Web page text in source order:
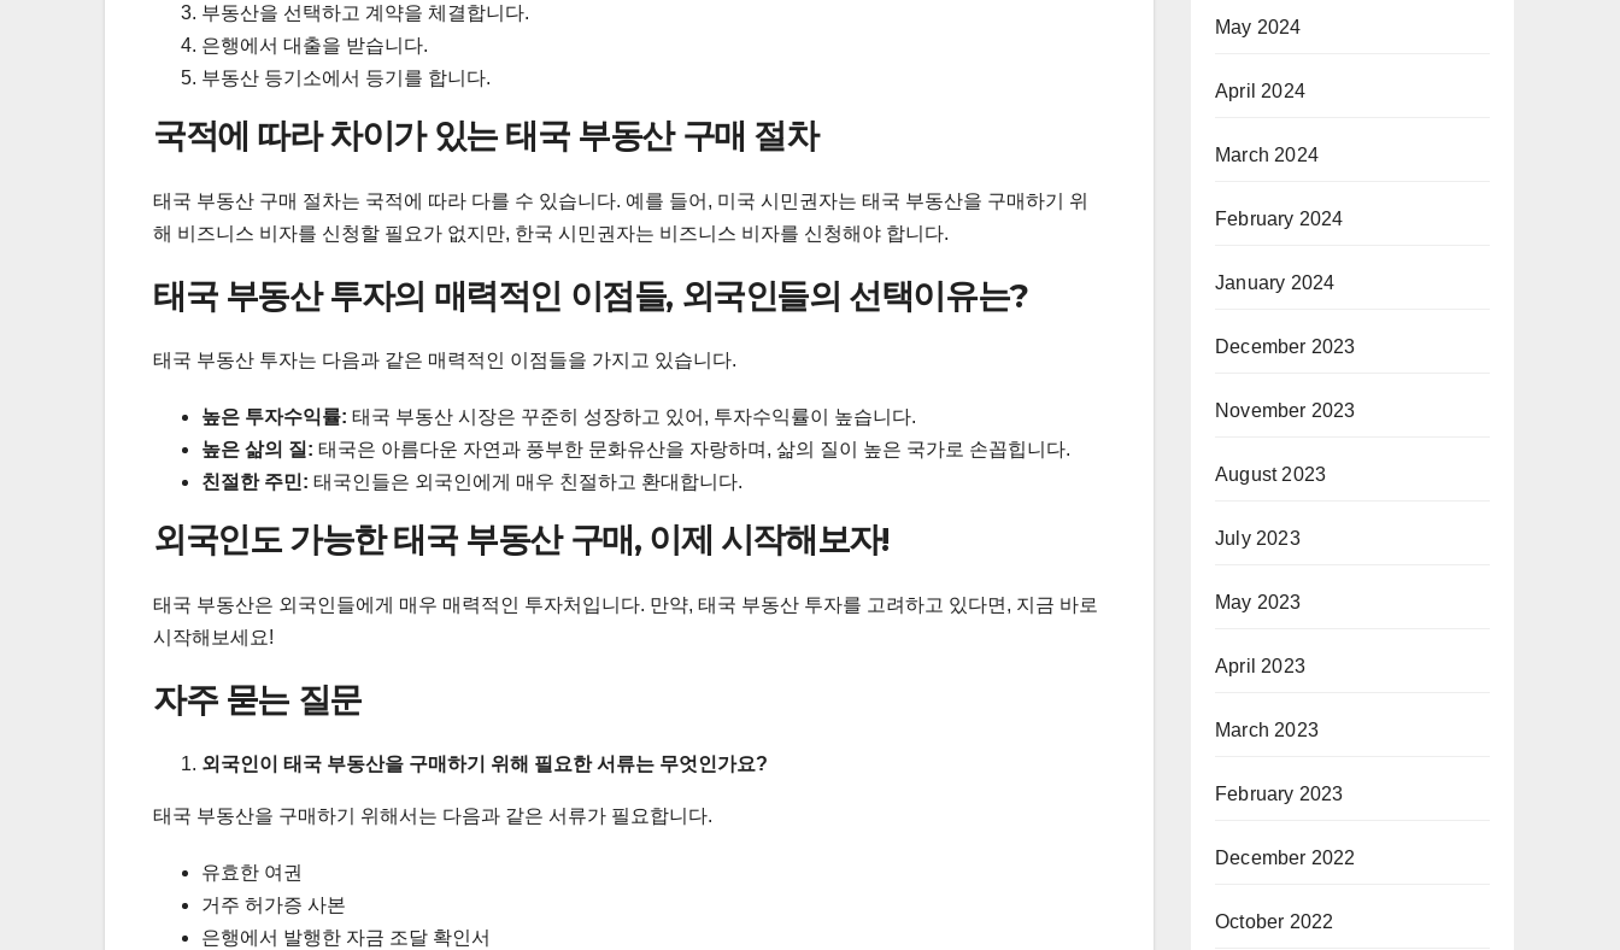
부동산을 선택하고 계약을 체결합니다.
은행에서 대출을 받습니다.
부동산 등기소에서 등기를 합니다.
국적에 따라 차이가 있는 태국 부동산 구매 절차
태국 부동산 구매 절차는 국적에 따라 다를 수 있습니다. 예를 들어, 미국 시민권자는 태국 부동산을 구매하기 위
해 비즈니스 비자를 신청할 필요가 없지만, 한국 시민권자는 비즈니스 비자를 신청해야 합니다.
태국 부동산 투자의 매력적인 이점들, 외국인들의 선택이유는?
태국 부동산 투자는 다음과 같은 매력적인 이점들을 가지고 있습니다.
높은 투자수익률: 태국 부동산 시장은 꾸준히 성장하고 있어, 투자수익률이 높습니다.
높은 삶의 질: 태국은 아름다운 자연과 풍부한 문화유산을 자랑하며, 삶의 질이 높은 국가로 손꼽힙니다.
친절한 주민: 태국인들은 외국인에게 매우 친절하고 환대합니다.
외국인도 가능한 태국 부동산 구매, 이제 시작해보자!
태국 부동산은 외국인들에게 매우 매력적인 투자처입니다. 만약, 태국 부동산 투자를 고려하고 있다면, 지금 바로
시작해보세요!
자주 묻는 질문
외국인이 태국 부동산을 구매하기 위해 필요한 서류는 무엇인가요?
태국 부동산을 구매하기 위해서는 다음과 같은 서류가 필요합니다.
유효한 여권
거주 허가증 사본
은행에서 발행한 자금 조달 확인서
May 2024
April 2024
March 2024
February 2024
January 2024
December 2023
November 2023
August 2023
July 2023
May 2023
April 2023
March 2023
February 2023
December 2022
October 2022